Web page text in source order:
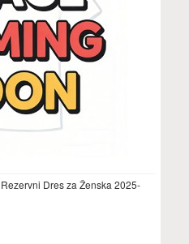
Dres za Ženska 2025-